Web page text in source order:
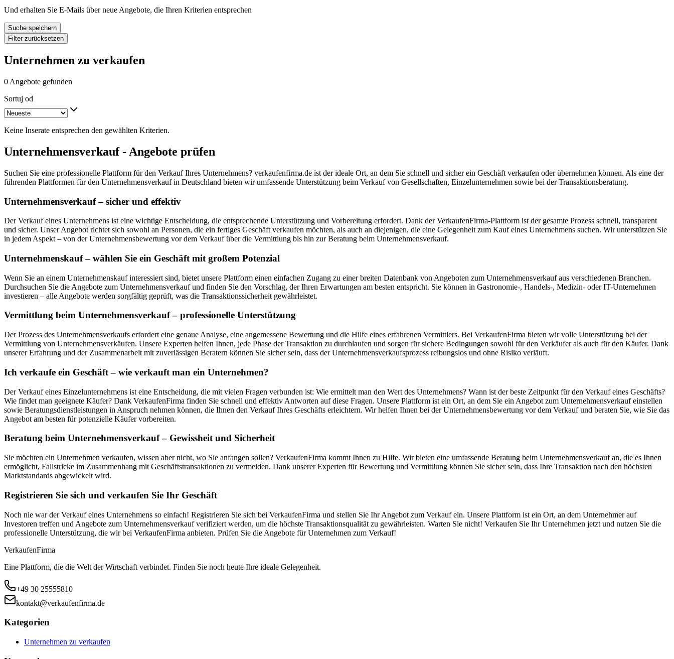
Und erhalten Sie E-Mails über neue Angebote, die Ihren Kriterien entsprechen
Suche speichern
Filter zurücksetzen
Unternehmen zu verkaufen
0 Angebote gefunden
Sortuj od
Keine Inserate entsprechen den gewählten Kriterien.
Unternehmensverkauf - Angebote prüfen
Suchen Sie eine professionelle Plattform für den Verkauf Ihres Unternehmens? verkaufenfirma.de ist der ideale Ort, an dem Sie schnell und sicher ein Geschäft verkaufen oder übernehmen können. Als eine der
führenden Plattformen für den Unternehmensverkauf in Deutschland bieten wir umfassende Unterstützung beim Verkauf von Gesellschaften, Einzelunternehmen sowie bei der Transaktionsberatung.
Unternehmensverkauf – sicher und effektiv
Der Verkauf eines Unternehmens ist eine wichtige Entscheidung, die entsprechende Unterstützung und Vorbereitung erfordert. Dank der VerkaufenFirma-Plattform ist der gesamte Prozess schnell, transparent
und sicher. Unser Angebot richtet sich sowohl an Personen, die ein fertiges Geschäft verkaufen möchten, als auch an diejenigen, die eine Gelegenheit zum Kauf eines Unternehmens suchen. Wir unterstützen Sie
in jedem Aspekt – von der Unternehmensbewertung vor dem Verkauf über die Vermittlung bis hin zur Beratung beim Unternehmensverkauf.
Unternehmenskauf – wählen Sie ein Geschäft mit großem Potenzial
Wenn Sie an einem Unternehmenskauf interessiert sind, bietet unsere Plattform einen einfachen Zugang zu einer breiten Datenbank von Angeboten zum Unternehmensverkauf aus verschiedenen Branchen.
Durchsuchen Sie die Angebote zum Unternehmensverkauf und finden Sie den Vorschlag, der Ihren Erwartungen am besten entspricht. Sie können in Gastronomie-, Handels-, Medizin- oder IT-Unternehmen
investieren – alle Angebote werden sorgfältig geprüft, was die Transaktionssicherheit gewährleistet.
Vermittlung beim Unternehmensverkauf – professionelle Unterstützung
Der Prozess des Unternehmensverkaufs erfordert eine genaue Analyse, eine angemessene Bewertung und die Hilfe eines erfahrenen Vermittlers. Bei VerkaufenFirma bieten wir volle Unterstützung bei der
Vermittlung von Unternehmensverkäufen. Unsere Experten helfen Ihnen, jede Phase der Transaktion zu durchlaufen und sorgen für sichere Bedingungen sowohl für den Verkäufer als auch für den Käufer. Dank
unserer Erfahrung und der Zusammenarbeit mit zuverlässigen Beratern können Sie sicher sein, dass der Unternehmensverkaufsprozess reibungslos und ohne Risiko verläuft.
Ich verkaufe ein Geschäft – wie verkauft man ein Unternehmen?
Der Verkauf eines Einzelunternehmens ist eine Entscheidung, die mit vielen Fragen verbunden ist: Wie ermittelt man den Wert des Unternehmens? Wann ist der beste Zeitpunkt für den Verkauf eines Geschäfts?
Wie findet man geeignete Käufer? Dank VerkaufenFirma finden Sie schnell und effektiv Antworten auf diese Fragen. Unsere Plattform ist ein Ort, an dem Sie ein Angebot zum Unternehmensverkauf einstellen
sowie Beratungsdienstleistungen in Anspruch nehmen können, die Ihnen den Verkauf Ihres Geschäfts erleichtern. Wir helfen Ihnen bei der Unternehmensbewertung vor dem Verkauf und beraten Sie, wie Sie das
Angebot am besten für potenzielle Käufer vorbereiten.
Beratung beim Unternehmensverkauf – Gewissheit und Sicherheit
Sie möchten ein Unternehmen verkaufen, wissen aber nicht, wo Sie anfangen sollen? VerkaufenFirma kommt Ihnen zu Hilfe. Wir bieten eine umfassende Beratung beim Unternehmensverkauf an, die es Ihnen
ermöglicht, Fallstricke im Zusammenhang mit Geschäftstransaktionen zu vermeiden. Dank unserer Experten für Bewertung und Vermittlung können Sie sicher sein, dass Ihre Transaktion nach den höchsten
Marktstandards abgewickelt wird.
Registrieren Sie sich und verkaufen Sie Ihr Geschäft
Noch nie war der Verkauf eines Unternehmens so einfach! Registrieren Sie sich bei VerkaufenFirma und stellen Sie Ihr Angebot zum Verkauf ein. Unsere Plattform ist ein Ort, an dem Unternehmer auf
Investoren treffen und Angebote zum Unternehmensverkauf verifiziert werden, um die höchste Transaktionsqualität zu gewährleisten. Warten Sie nicht! Verkaufen Sie Ihr Unternehmen jetzt und nutzen Sie die
professionelle Unterstützung, die wir bei VerkaufenFirma anbieten. Prüfen Sie die Angebote für Unternehmen zum Verkauf!
VerkaufenFirma
Eine Plattform, die die Welt der Wirtschaft verbindet. Finden Sie noch heute Ihre ideale Gelegenheit.
+49 30 25555810
kontakt@verkaufenfirma.de
Kategorien
Unternehmen zu verkaufen